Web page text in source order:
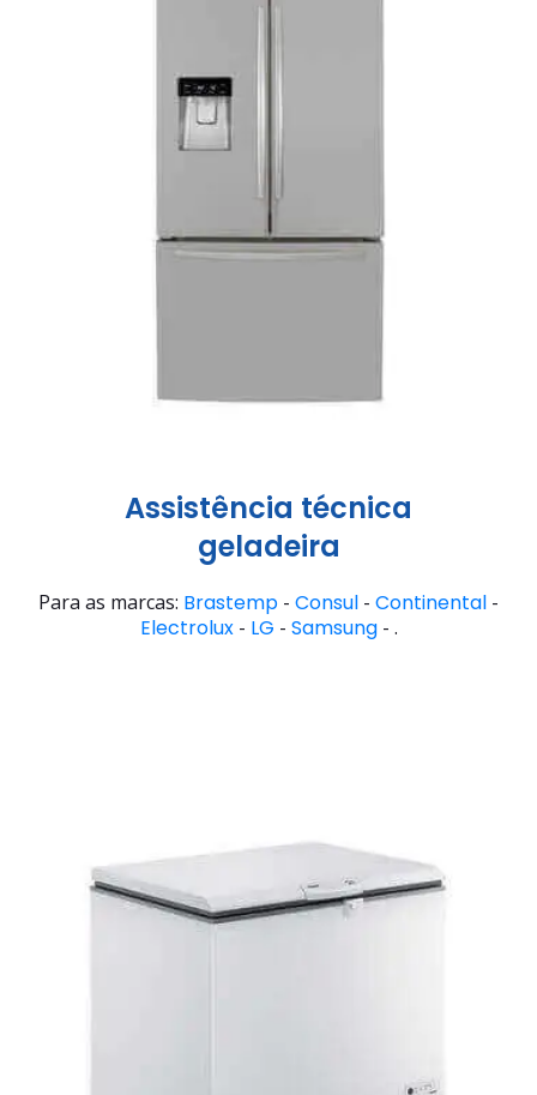
Assistência técnica
geladeira
Para as marcas: Brastemp - Consul - Continental -
Electrolux- LG - Samsung- .